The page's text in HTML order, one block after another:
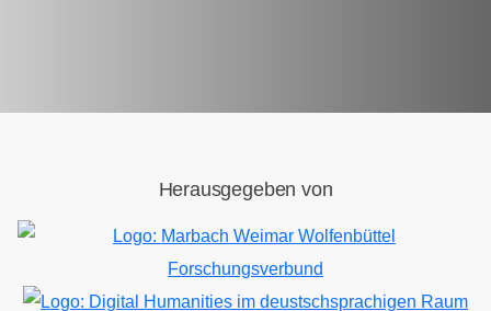
Herausgegeben von
Bild
Bild